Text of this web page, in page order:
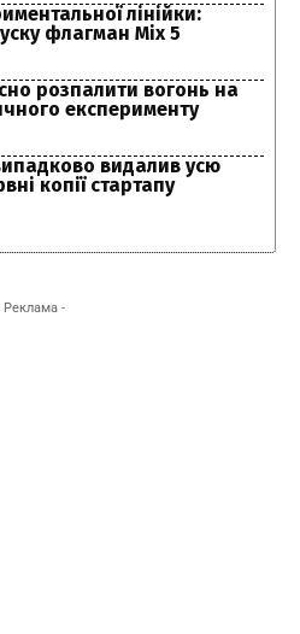
лінійки:
флагман Mix 5
розпалити вогонь на
експерименту
видалив усю
копії стартапу
Реклама -